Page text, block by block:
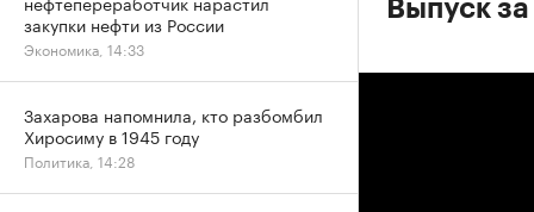
Выпуск
закупки нефти из России
Экономика, 14:33
Захарова напомнила, кто разбомбил
Хиросиму в 1945 году
Политика, 14:28